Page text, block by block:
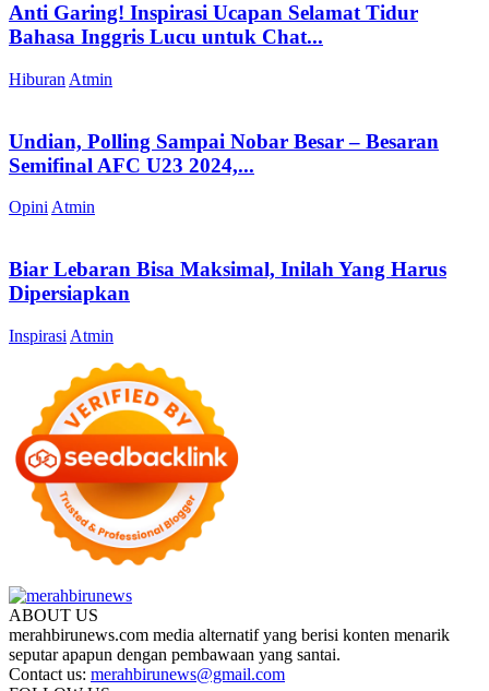
Anti Garing! Inspirasi Ucapan Selamat Tidur
Bahasa Inggris Lucu untuk Chat...
Hiburan Atmin
Undian, Polling Sampai Nobar Besar – Besaran
Semifinal AFC U23 2024,...
Opini Atmin
Biar Lebaran Bisa Maksimal, Inilah Yang Harus
Dipersiapkan
Inspirasi Atmin
ABOUT US
merahbirunews.com media alternatif yang berisi konten menarik
seputar apapun dengan pembawaan yang santai.
Contact us: merahbirunews@gmail.com